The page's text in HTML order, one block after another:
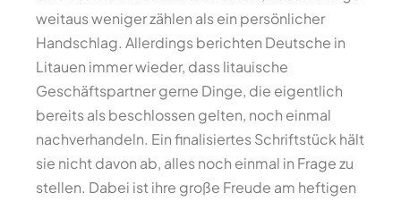
weitaus weniger zählen als ein persönlicher
Handschlag. Allerdings berichten Deutsche in
Litauen immer wieder, dass litauische
Geschäftspartner gerne Dinge, die eigentlich
bereits als beschlossen gelten, noch einmal
nachverhandeln. Ein finalisiertes Schriftstück hält
sie nicht davon ab, alles noch einmal in Frage zu
stellen. Dabei ist ihre große Freude am heftigen